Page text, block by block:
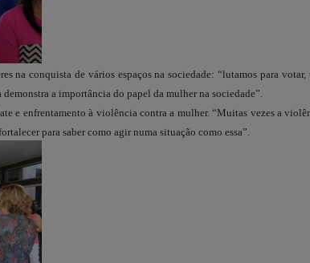
conquista de vários espaços na sociedade: “lutamos para votar,
demonstra a importância do papel da mulher na sociedade”.
e enfrentamento à violência contra a mulher. “Muitas vezes a
para saber como agir numa situação como essa”.